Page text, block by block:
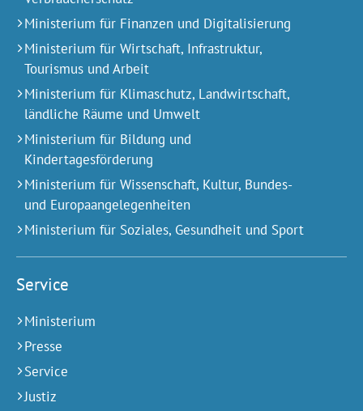
Ministerium für Finanzen und Digitalisierung
Ministerium für Wirtschaft, Infrastruktur,
Tourismus und Arbeit
Ministerium für Klimaschutz, Landwirtschaft,
ländliche Räume und Umwelt
Ministerium für Bildung und
Kindertagesförderung
Ministerium für Wissenschaft, Kultur, Bundes-
und Europa­angelegen­heiten
Ministerium für Soziales, Gesundheit und Sport
Service
Ministerium
Presse
Service
Justiz